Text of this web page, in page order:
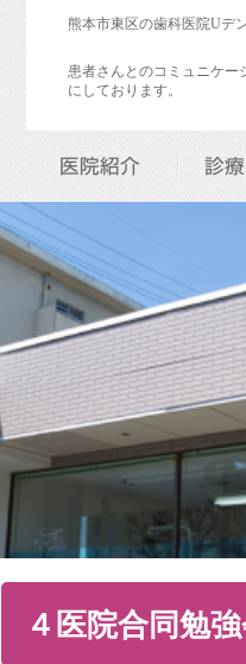
熊本市東区の歯科医院Uデ
患者さんとのコミュニケー
にしております。
医院紹介 診
４医院合同勉